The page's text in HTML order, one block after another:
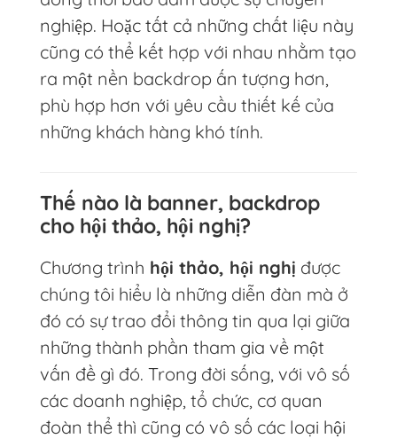
nghiệp. Hoặc tất cả những chất liệu này
cũng có thể kết hợp với nhau nhằm tạo
ra một nền backdrop ấn tượng hơn,
phù hợp hơn với yêu cầu thiết kế của
những khách hàng khó tính.
Thế nào là banner, backdrop
cho hội thảo, hội nghị?
Chương trình hội thảo, hội nghị được
chúng tôi hiểu là những diễn đàn mà ở
đó có sự trao đổi thông tin qua lại giữa
những thành phần tham gia về một
vấn đề gì đó. Trong đời sống, với vô số
các doanh nghiệp, tổ chức, cơ quan
đoàn thể thì cũng có vô số các loại hội